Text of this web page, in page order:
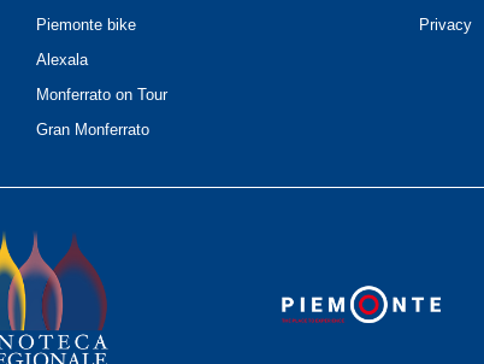
Piemonte bike
Alexala
Monferrato on Tour
Gran Monferrato
Privacy